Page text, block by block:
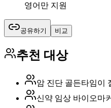
영어만 지원
공유하기 비교
추천 대상
암 진단 골든타임이
신약 임상 바이오마